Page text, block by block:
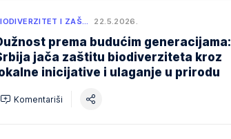
I ZAŠ… 22.5.2026.
prema budućim generacijama:
jača zaštitu biodiverziteta kroz
inicijative i ulaganje u prirodu
Komentariši